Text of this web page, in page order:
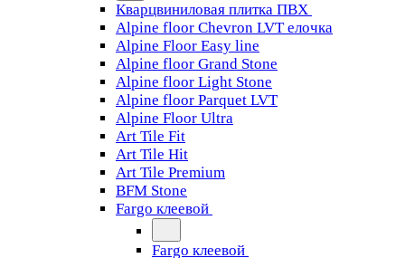
Кварцвиниловая плитка ПВХ
Alpine floor Chevron LVT елочка
Alpine Floor Easy line
Alpine floor Grand Stone
Alpine floor Light Stone
Alpine floor Parquet LVT
Alpine Floor Ultra
Art Tile Fit
Art Tile Hit
Art Tile Premium
BFM Stone
Fargo клеевой
Fargo клеевой